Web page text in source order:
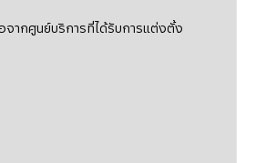
จากศูนย์บริการที่ได้รับการแต่งตั้ง